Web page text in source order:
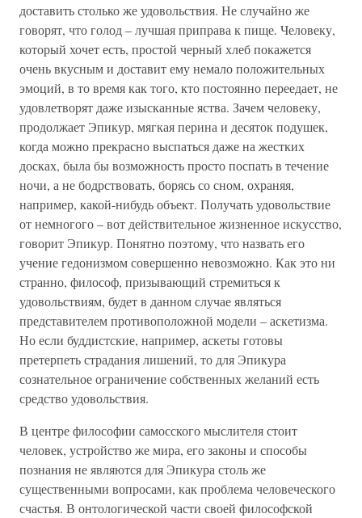
доставить столько же удовольствия. Не случайно же
говорят, что голод – лучшая приправа к пище. Человеку,
который хочет есть, простой черный хлеб покажется
очень вкусным и доставит ему немало положительных
эмоций, в то время как того, кто постоянно переедает, не
удовлетворят даже изысканные яства. Зачем человеку,
продолжает Эпикур, мягкая перина и десяток подушек,
когда можно прекрасно выспаться даже на жестких
досках, была бы возможность просто поспать в течение
ночи, а не бодрствовать, борясь со сном, охраняя,
например, какой-нибудь объект. Получать удовольствие
от немногого – вот действительное жизненное искусство,
говорит Эпикур. Понятно поэтому, что назвать его
учение гедонизмом совершенно невозможно. Как это ни
странно, философ, призывающий стремиться к
удовольствиям, будет в данном случае являться
представителем противоположной модели – аскетизма.
Но если буддистские, например, аскеты готовы
претерпеть страдания лишений, то для Эпикура
сознательное ограничение собственных желаний есть
средство удовольствия.
В центре философии самосского мыслителя стоит
человек, устройство же мира, его законы и способы
познания не являются для Эпикура столь же
существенными вопросами, как проблема человеческого
счастья. В онтологической части своей философской